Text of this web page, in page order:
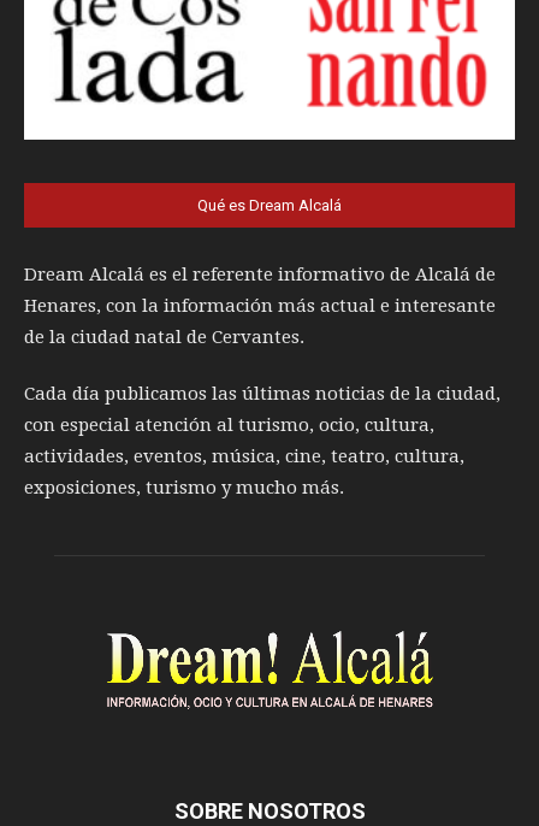
Qué es Dream Alcalá
Dream Alcalá es el referente informativo de Alcalá de
Henares, con la información más actual e interesante
de la ciudad natal de Cervantes.
Cada día publicamos las últimas noticias de la ciudad,
con especial atención al turismo, ocio, cultura,
actividades, eventos, música, cine, teatro, cultura,
exposiciones, turismo y mucho más.
SOBRE NOSOTROS